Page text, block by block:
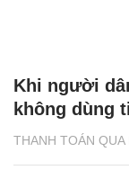
THANH TOÁN QUA
Khi người
không dùng